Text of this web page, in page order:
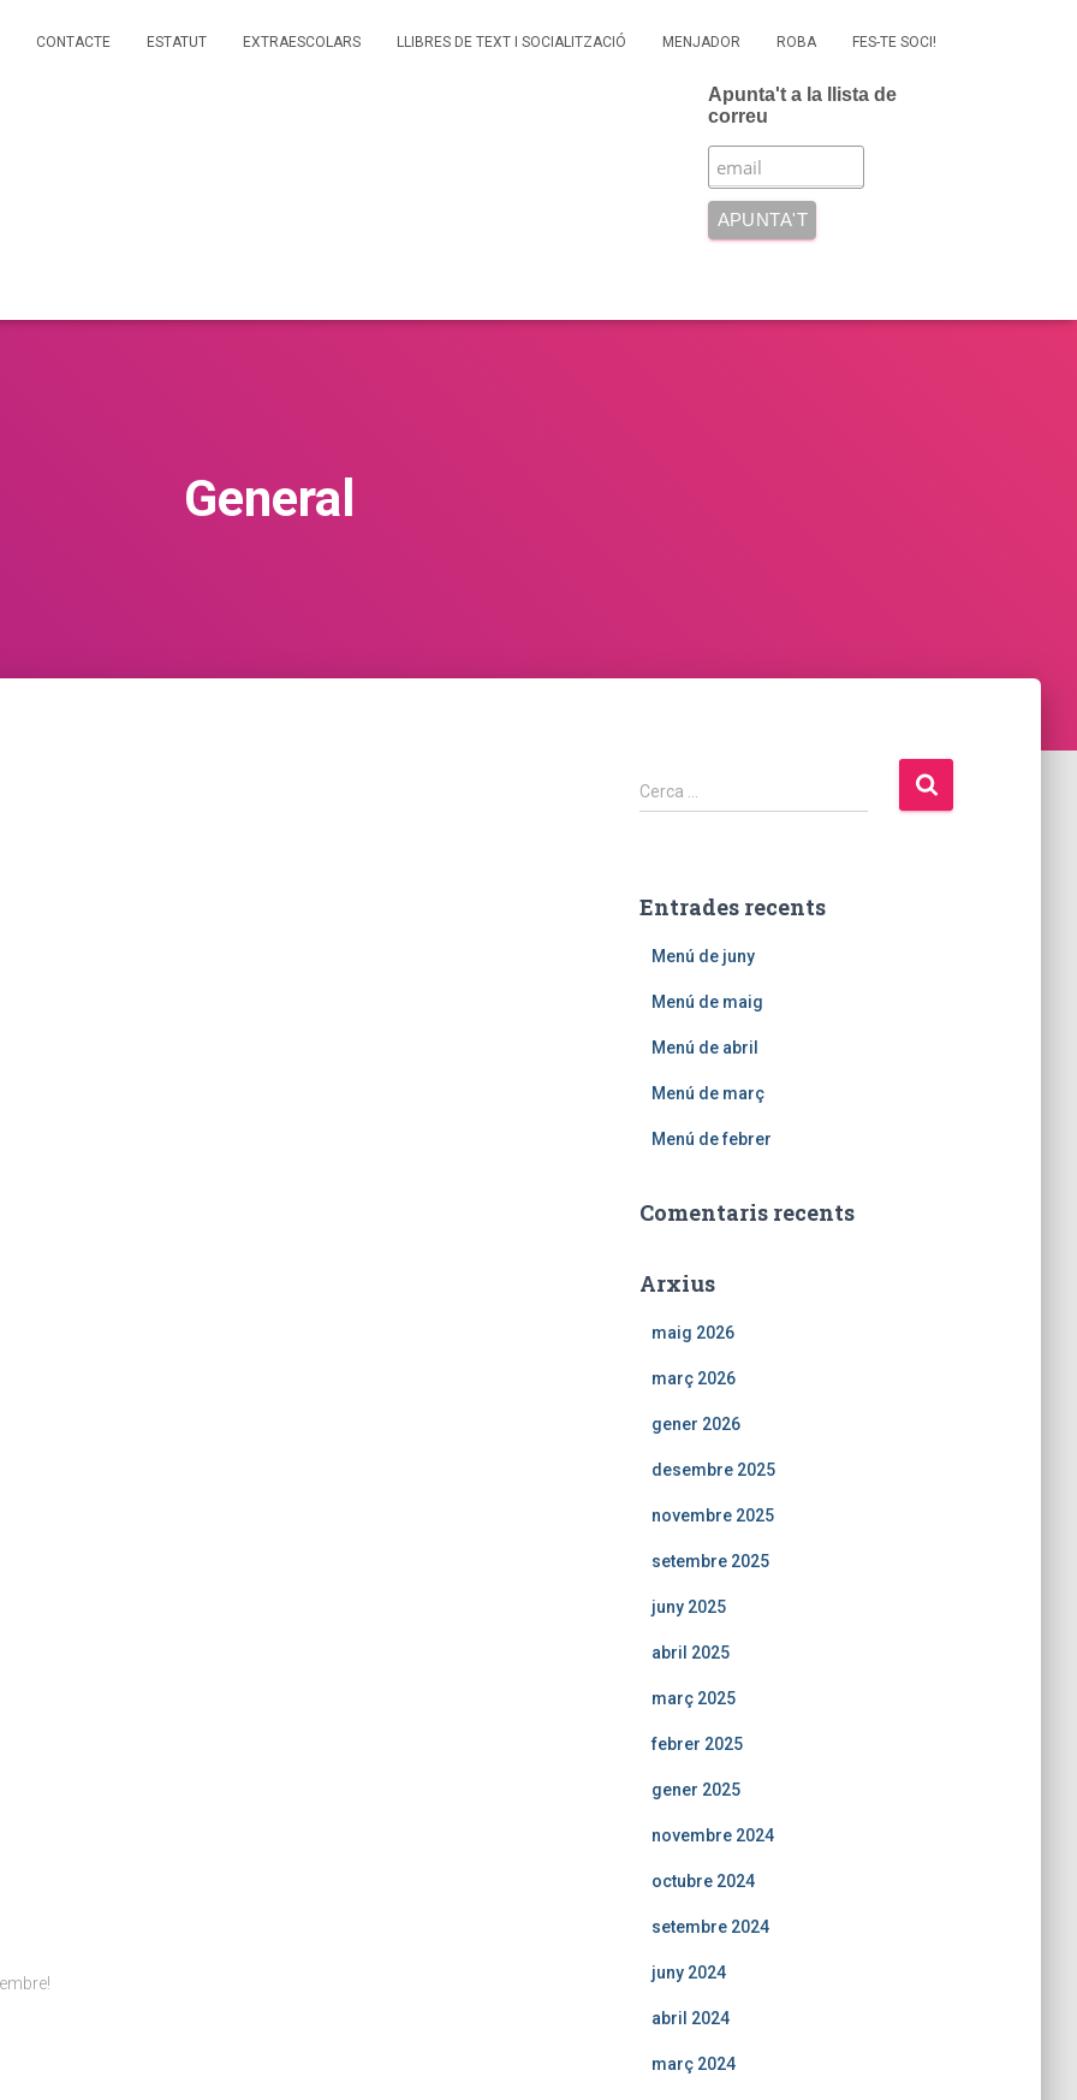
CONTACTE ESTATUT EXTRAESCOLARS LLIBRES DE TEXT I SOCIALITZACIÓ MENJADOR ROBA FES-TE SOCI!
Apunta't a la llista de
correu
General
C
e
:
Cerca …
Entrades recents
Menú de juny
Menú de maig
Menú de abril
Menú de març
Menú de febrer
Comentaris recents
Arxius
maig 2026
març 2026
gener 2026
desembre 2025
novembre 2025
setembre 2025
juny 2025
abril 2025
març 2025
febrer 2025
gener 2025
novembre 2024
octubre 2024
setembre 2024
juny 2024
abril 2024
març 2024